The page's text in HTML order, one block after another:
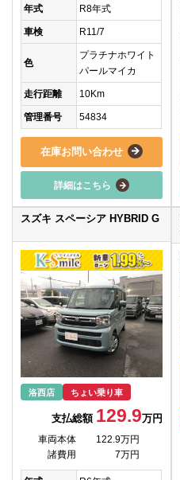
年式 R8年式
車検 R11/7
色
プラチナホワイト
パールマイカ
走行距離 10Km
管理番号 54834
在庫お問い合わせ
詳細はこちら
スズキ スペーシア HYBRID G
洛西店 ちょい乗り車
支払総額 129.9万円
車両本体
122.9万円
諸費用
7万円